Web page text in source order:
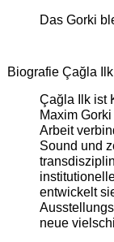
Das Gorki
Biografie Çağla Ilk
Çağla Ilk ist
Maxim
Arbeit
Sound und
entwickelt
neue